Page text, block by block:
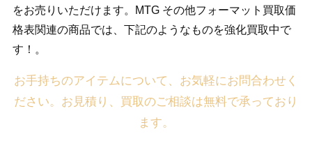
をお売りいただけます。MTG その他フォーマット買取価
格表関連の商品では、下記のようなものを強化買取中で
す！。
お手持ちのアイテムについて、お気軽にお問合わせく
ださい。お見積り、買取のご相談は無料で承っており
ます。